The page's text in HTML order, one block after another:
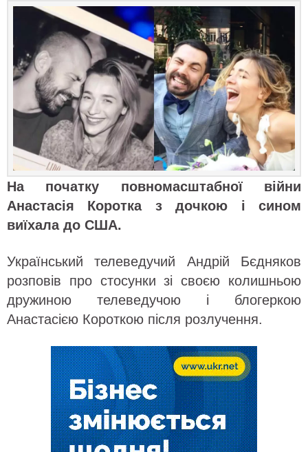
На початку повномасштабної війни
Анастасія Коротка з дочкою і сином
виїхала до США.
Український телеведучий Андрій Бєдняков
розповів про стосунки зі своєю колишньою
дружиною телеведучою і блогеркою
Анастасією Короткою після розлучення.